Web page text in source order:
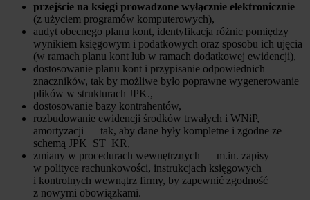
przejście na księgi prowadzone wyłącznie elektronicznie
(z użyciem programów komputerowych),
audyt obecnego planu kont, identyfikacja różnic pomiędzy
wynikiem księgowym i podatkowych oraz sposobu ich ujęcia
(w ramach planu kont lub w ramach dodatkowej ewidencji),
dostosowanie planu kont i przypisanie odpowiednich
znaczników, tak by możliwe było poprawne wygenerowanie
plików w strukturach JPK.,
dostosowanie bazy kontrahentów,
rozbudowanie ewidencji środków trwałych i WNiP,
amortyzacji — tak, aby dane były kompletne i zgodne ze
schemą JPK_ST_KR,
zmiany w procedurach wewnętrznych — m.in. zapisy
w polityce rachunkowości, instrukcjach księgowych
i kontrolnych wewnątrz firmy, by zapewnić zgodność
z nowymi obowiązkami.